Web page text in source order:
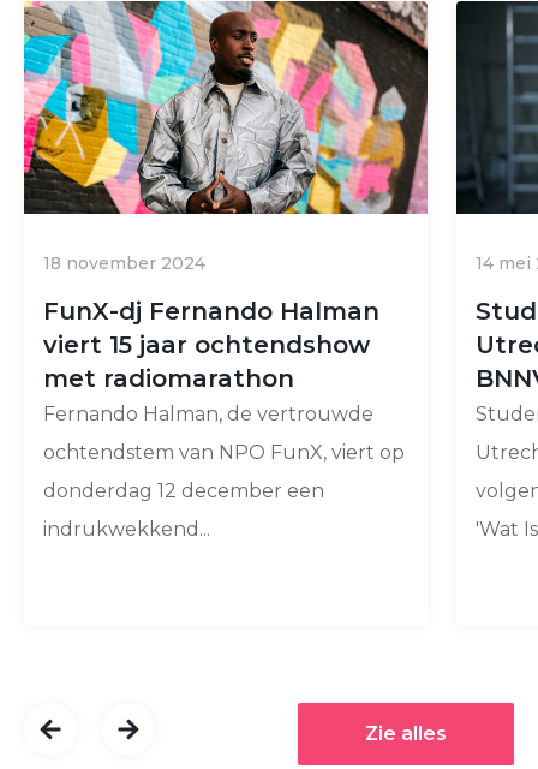
18 november 2024
FunX-dj Fernando Halman
viert 15 jaar ochtendshow
met radiomarathon
Fernando Halman, de vertrouwde
ochtendstem van NPO FunX, viert op
donderdag 12 december een
indrukwekkend...
14 mei
'Wat
Zie alles